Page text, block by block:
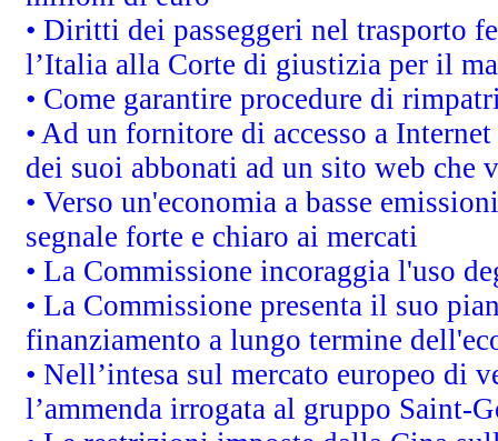
• Diritti dei passeggeri nel trasporto
l’Italia alla Corte di giustizia per il
• Come garantire procedure di
• Ad un fornitore di accesso a
dei suoi abbonati ad un sito web che
• Verso un'economia a basse
segnale forte e chiaro ai mercati
• La Commissione incoraggia l'uso
• La Commissione presenta il suo
finanziamento a lungo termine
• Nell’intesa sul mercato europeo
l’ammenda irrogata al gruppo